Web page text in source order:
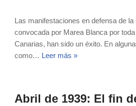
Las manifestaciones en defensa de la
convocada por Marea Blanca por
Canarias, han sido un éxito. En
como… Leer más »
Abril de 1939: El fin